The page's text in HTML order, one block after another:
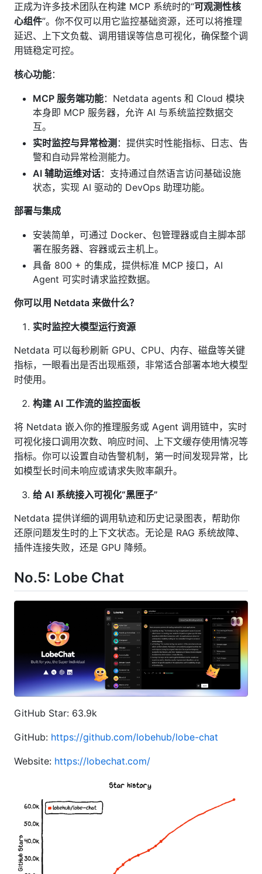
正成为许多技术团队在构建 MCP 系统时的“可观测性核
心组件”。你不仅可以用它监控基础资源，还可以将推理
延迟、上下文负载、调用错误等信息可视化，确保整个调
用链稳定可控。
核心功能：
MCP 服务端功能：Netdata agents 和 Cloud 模块
本身即 MCP 服务器，允许 AI 与系统监控数据交
互。
实时监控与异常检测 ：提供实时性能指标、日志、告
警和自动异常检测能力。
AI 辅助运维对话：支持通过自然语言访问基础设施
状态，实现 AI 驱动的 DevOps 助理功能。
部署与集成
安装简单，可通过 Docker、包管理器或自主脚本部
署在服务器、容器或云主机上。
具备 800 + 的集成，提供标准 MCP 接口，AI
Agent 可实时请求监控数据。
你可以用 Netdata 来做什么？
实时监控大模型运行资源
Netdata 可以每秒刷新 GPU、CPU、内存、磁盘等关键
指标，一眼看出是否出现瓶颈，非常适合部署本地大模型
时使用。
构建 AI 工作流的监控面板
将 Netdata 嵌入你的推理服务或 Agent 调用链中，实时
可视化接口调用次数、响应时间、上下文缓存使用情况等
指标。你可以设置自动告警机制，第一时间发现异常，比
如模型长时间未响应或请求失败率飙升。
给 AI 系统接入可视化“黑匣子”
Netdata 提供详细的调用轨迹和历史记录图表，帮助你
还原问题发生时的上下文状态。无论是 RAG 系统故障、
插件连接失败，还是 GPU 降频。
No.5: Lobe Chat
GitHub Star: 63.9k
GitHub: https://github.com/lobehub/lobe-chat
Website: https://lobechat.com/